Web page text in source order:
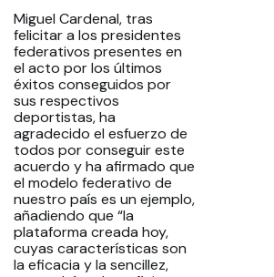
Miguel Cardenal, tras
felicitar a los presidentes
federativos presentes en
el acto por los últimos
éxitos conseguidos por
sus respectivos
deportistas, ha
agradecido el esfuerzo de
todos por conseguir este
acuerdo y ha afirmado que
el modelo federativo de
nuestro país es un ejemplo,
añadiendo que “la
plataforma creada hoy,
cuyas características son
la eficacia y la sencillez,